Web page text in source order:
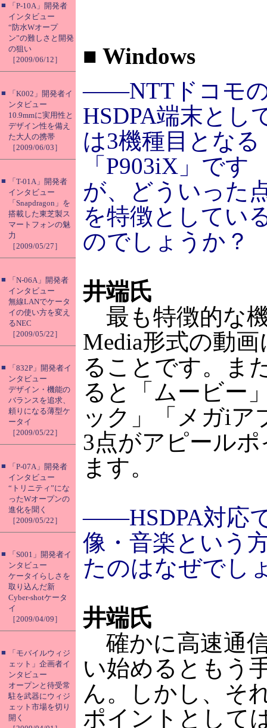
■
「P-10A」開発者
インタビュー
“防水Wオープ
ン”の難しさと開発
の狙い
［2009/06/12］
■
「K002」開発者イ
ンタビュー
10.9mmに実用性と
デザイン性を備え
た大人の携帯
［2009/06/03］
■
「T-01A」開発者
インタビュー
「Snapdragon」を
搭載した東芝製ス
マートフォンの魅
力
［2009/05/27］
■
「N-06A」開発者
インタビュー
無線LANでケータ
イの使い方を変え
るNEC
［2009/05/22］
■
「832P」開発者イ
ンタビュー
デザイン・機能の
バランスを追求、
頼りになる薄型ケ
ータイ
［2009/05/22］
■
「P-07A」開発者
インタビュー
“トリニティ”にな
ったWオープンの
進化を聞く
［2009/05/22］
■
「S001」開発者イ
ンタビュー
ケータイらしさを
取り込んだ新
Cyber-shotケータ
イ
［2009/04/09］
■
「モバイルウィジ
ェット」企画者イ
ンタビュー
オープンと待受常
駐を武器にウィジ
ェット市場を切り
開く
■ Windows
――NTTドコモ
HSDPA端末とし
は3機種目となる
「P903iX」です
が、どういった
を特徴としてい
のでしょうか？
井端氏
最も特徴的な
Media形式の動
ることです。ま
ると「ムービー
ック」「メガiア
3点がアピール
ます。
――HSDPA対応
像・音楽という
たのはなぜでし
井端氏
確かに高速通
い始めるともう
ん。しかし、そ
ポイントとして